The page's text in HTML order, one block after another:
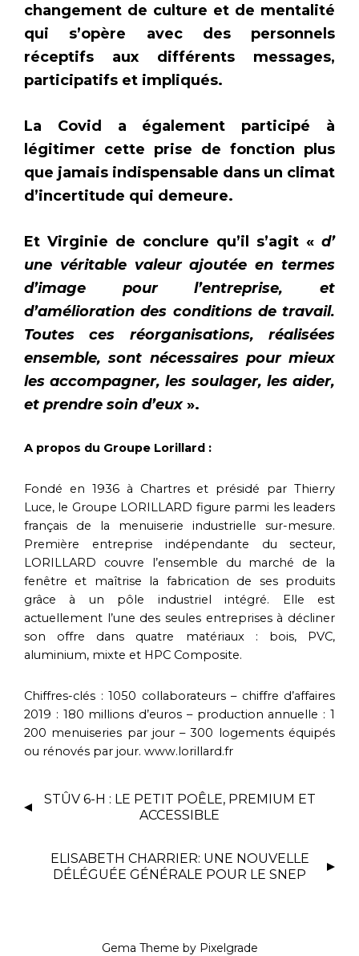
changement de culture et de mentalité
qui s’opère avec des personnels
réceptifs aux différents messages,
participatifs et impliqués.
La Covid a également participé à
légitimer cette prise de fonction plus
que jamais indispensable dans un climat
d’incertitude qui demeure.
Et Virginie de conclure qu’il s’agit « d’
une véritable valeur ajoutée en termes
d’image pour l’entreprise, et
d’amélioration des conditions de travail.
Toutes ces réorganisations, réalisées
ensemble, sont nécessaires pour mieux
les accompagner, les soulager, les aider,
et prendre soin d’eux».
A propos du Groupe Lorillard :
Fondé en 1936 à Chartres et présidé par Thierry
Luce, le Groupe LORILLARD figure parmi les leaders
français de la menuiserie industrielle sur-mesure.
Première entreprise indépendante du secteur,
LORILLARD couvre l’ensemble du marché de la
fenêtre et maîtrise la fabrication de ses produits
grâce à un pôle industriel intégré. Elle est
actuellement l’une des seules entreprises à décliner
son offre dans quatre matériaux : bois, PVC,
aluminium, mixte et HPC Composite.
Chiffres-clés : 1050 collaborateurs – chiffre d’affaires
2019 : 180 millions d’euros – production annuelle : 1
200 menuiseries par jour – 300 logements équipés
ou rénovés par jour. www.lorillard.fr
STÛV 6-H : LE PETIT POÊLE, PREMIUM ET
ACCESSIBLE
ELISABETH CHARRIER: UNE NOUVELLE
DÉLÉGUÉE GÉNÉRALE POUR LE SNEP
Gema Theme by Pixelgrade